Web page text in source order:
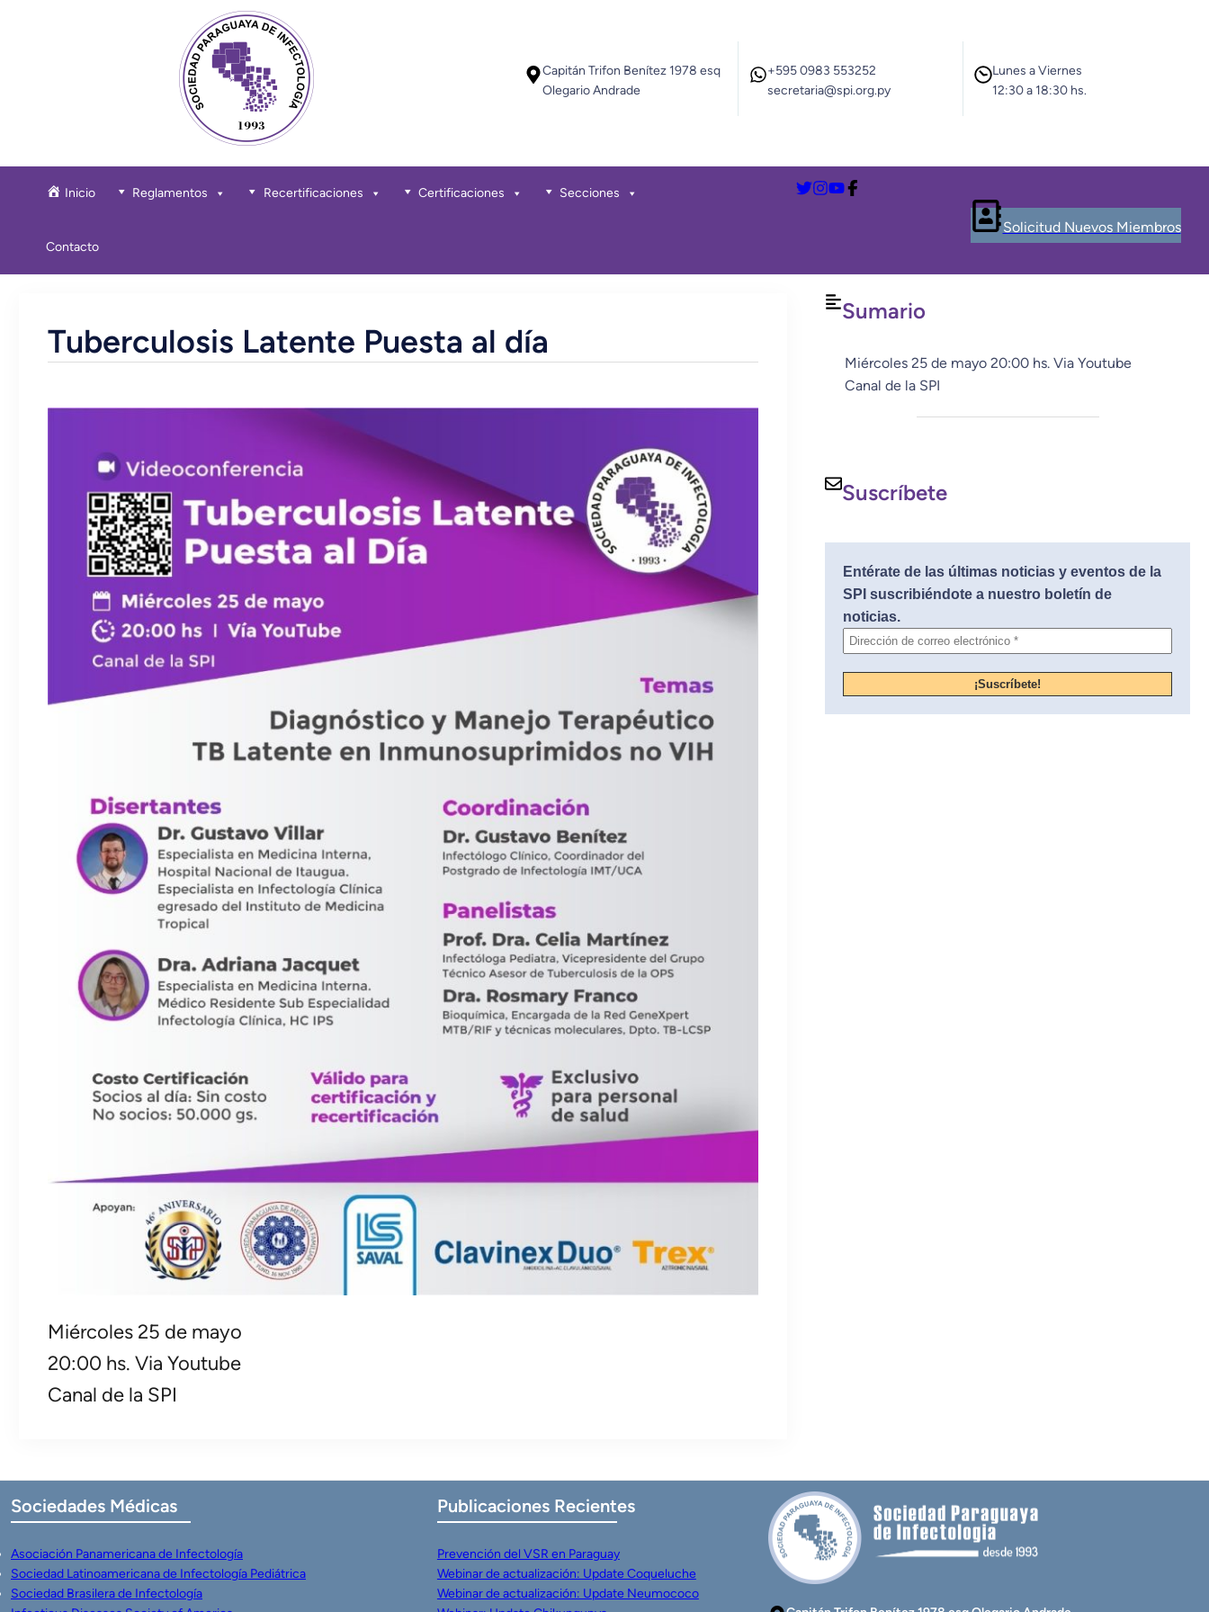
Capitán Trifon Benítez 1978 esq
Olegario Andrade
+595 0983 553252
secretaria@spi.org.py
Lunes a Viernes
12:30 a 18:30 hs.
Inicio Reglamentos Recertificaciones Certificaciones Secciones
Contacto
Solicitud Nuevos Miembros
Tuberculosis Latente Puesta al día
Miércoles 25 de mayo
20:00 hs. Via Youtube
Canal de la SPI
Sumario
Miércoles 25 de mayo 20:00 hs. Via Youtube
Canal de la SPI
Suscríbete
Entérate de las últimas noticias y eventos de la
SPI suscribiéndote a nuestro boletín de
noticias.
Sociedades Médicas
Asociación Panamericana de Infectología
Sociedad Latinoamericana de Infectología Pediátrica
Sociedad Brasilera de Infectología
Publicaciones Recientes
Prevención del VSR en Paraguay
Webinar de actualización: Update Coqueluche
Webinar de actualización: Update Neumococo